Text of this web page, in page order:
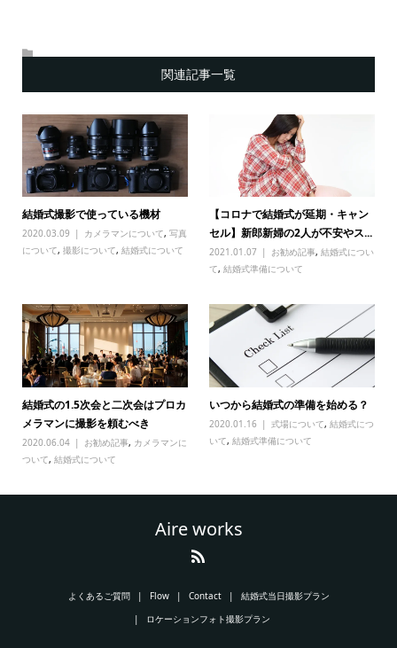
関連記事一覧
結婚式撮影で使っている機材
2020.03.09 カメラマンについて, 写真
について, 撮影について, 結婚式について
【コロナで結婚式が延期・キャン
セル】新郎新婦の2人が不安やス...
2021.01.07 お勧め記事,結婚式につい
て,結婚式準備について
結婚式の1.5次会と二次会はプロカ
メラマンに撮影を頼むべき
2020.06.04 お勧め記事, カメラマンに
ついて, 結婚式について
いつから結婚式の準備を始める？
2020.01.16 式場について,結婚式につ
いて,結婚式準備について
Aire works
よくあるご質問 Flow Contact
結婚式当日撮影プラン
ロケーションフォト撮影プラン